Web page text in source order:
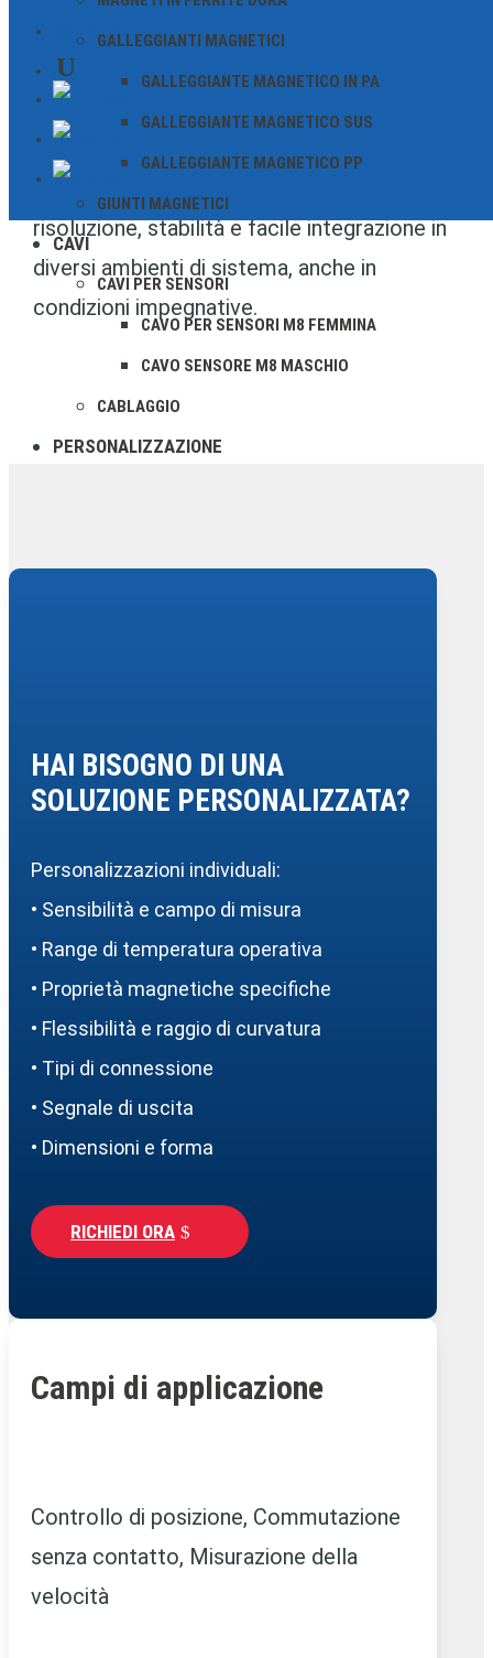
CONTATTOGALLEGGIANTI MAGNETICI
GALLEGGIANTE MAGNETICO IN PA
GALLEGGIANTE MAGNETICO SUS
GALLEGGIANTE MAGNETICO PP
GIUNTI MAGNETICI
CAVI
CAVI PER SENSORI
CAVO PER SENSORI M8 FEMMINA
CAVO SENSORE M8 MASCHIO
CABLAGGIO
PERSONALIZZAZIONE
precisione in un formato particolarmente
compatto. Si distinguono per un’elevata
sensibilità, un basso consumo energetico e
una lunga durata. Ideali per applicazioni con
spazio limitato, convincono per la loro alta
risoluzione, stabilità e facile integrazione in
diversi ambienti di sistema, anche in
condizioni impegnative.
HAI BISOGNO DI UNA
SOLUZIONE PERSONALIZZATA?
Personalizzazioni individuali:
• Sensibilità e campo di misura
• Range di temperatura operativa
• Proprietà magnetiche specifiche
• Flessibilità e raggio di curvatura
• Tipi di connessione
• Segnale di uscita
• Dimensioni e forma
RICHIEDI ORA
Campi di applicazione
Controllo di posizione, Commutazione
senza contatto, Misurazione della
velocità